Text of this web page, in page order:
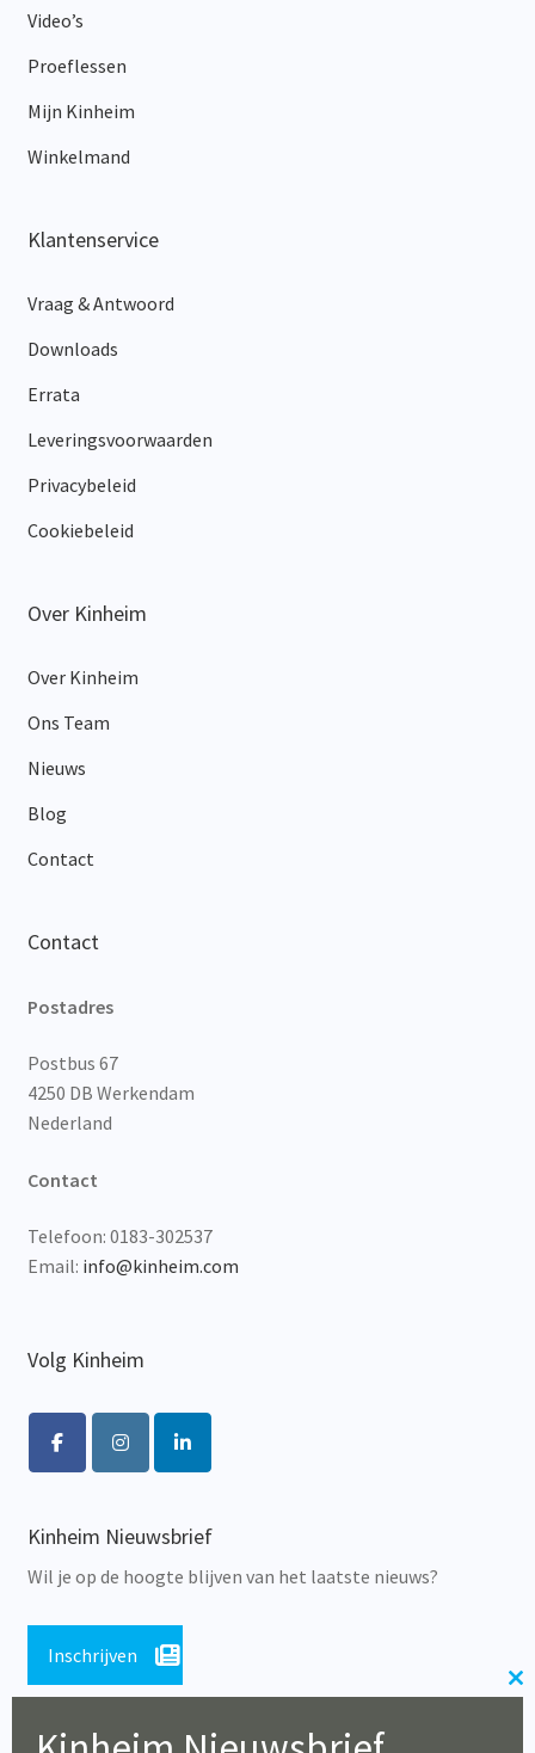
Video’s
Proeflessen
Mijn Kinheim
Winkelmand
Klantenservice
Vraag & Antwoord
Downloads
Errata
Leveringsvoorwaarden
Privacybeleid
Cookiebeleid
Over Kinheim
Over Kinheim
Ons Team
Nieuws
Blog
Contact
Contact
Postadres
Postbus 67
4250 DB Werkendam
Nederland
Contact
Telefoon: 0183-302537
Email: info@kinheim.com
Volg Kinheim
Kinheim Nieuwsbrief
Wil je op de hoogte blijven van het laatste nieuws?
Inschrijven